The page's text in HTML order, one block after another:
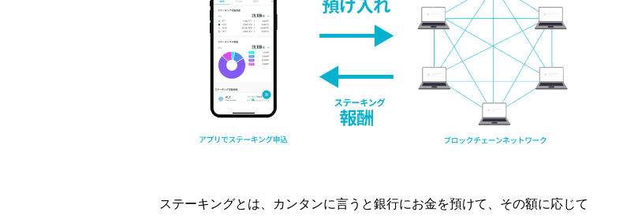
ステーキングとは、カンタンに言うと銀行にお金を預けて、その額に応じて